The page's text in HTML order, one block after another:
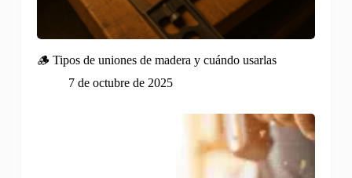
🪵 Tipos de uniones de madera y cuándo usarlas
7 de octubre de 2025